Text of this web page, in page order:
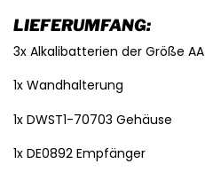
LIEFERUMFANG:
3x Alkalibatterien der Größe AA
1x Wandhalterung
1x DWST1-70703 Gehäuse
1x DE0892 Empfänger